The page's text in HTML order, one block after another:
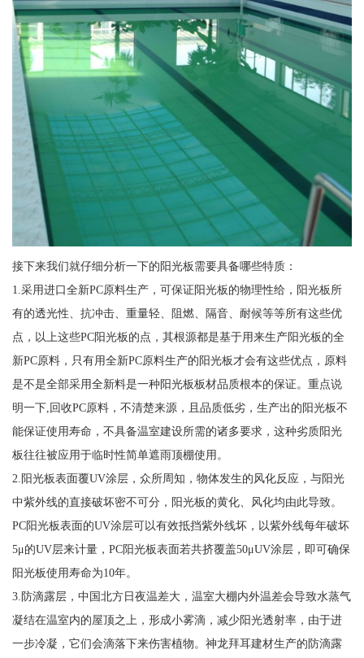
接下来我们就仔细分析一下的阳光板需要具备哪些特质：
1.采用进口全新PC原料生产，可保证阳光板的物理性给，阳光板所
有的透光性、抗冲击、重量轻、阻燃、隔音、耐候等等所有这些优
点，以上这些PC阳光板的点，其根源都是基于用来生产阳光板的全
新PC原料，只有用全新PC原料生产的阳光板才会有这些优点，原料
是不是全部采用全新料是一种阳光板板材品质根本的保证。重点说
明一下,回收PC原料，不清楚来源，且品质低劣，生产出的阳光板不
能保证使用寿命，不具备温室建设所需的诸多要求，这种劣质阳光
板往往被应用于临时性简单遮雨顶棚使用。
2.阳光板表面覆UV涂层，众所周知，物体发生的风化反应，与阳光
中紫外线的直接破坏密不可分，阳光板的黄化、风化均由此导致。
PC阳光板表面的UV涂层可以有效抵挡紫外线坏，以紫外线每年破坏
5μ的UV层来计量，PC阳光板表面若共挤覆盖50μUV涂层，即可确保
阳光板使用寿命为10年。
3.防滴露层，中国北方日夜温差大，温室大棚内外温差会导致水蒸气
凝结在温室内的屋顶之上，形成小雾滴，减少阳光透射率，由于进
一步冷凝，它们会滴落下来伤害植物。神龙拜耳建材生产的防滴露